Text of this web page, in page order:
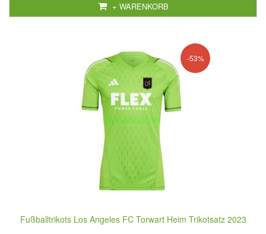
+ WARENKORB
-53%
Fußballtrikots Los Angeles FC Torwart Heim Trikotsatz 2023